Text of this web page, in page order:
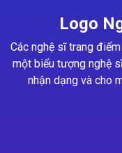
Logo
Các nghệ sĩ trang
một biểu tượng nghệ
nhận dạng và cho